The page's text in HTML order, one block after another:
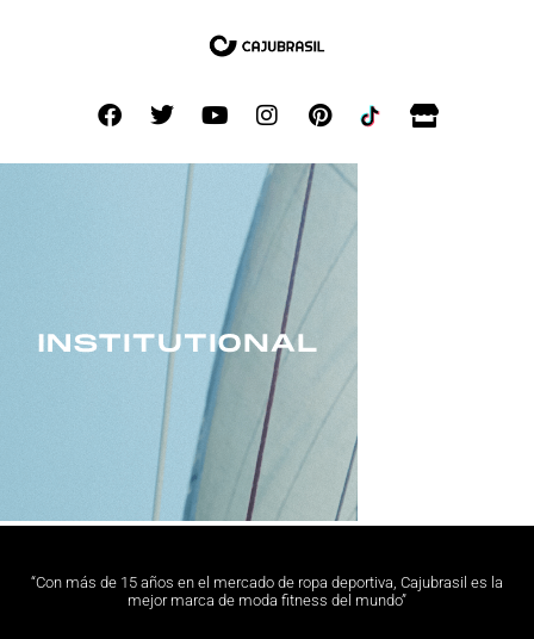
“Con más de 15 años en el mercado de ropa deportiva, Cajubrasil es la
mejor marca de moda fitness del mundo”